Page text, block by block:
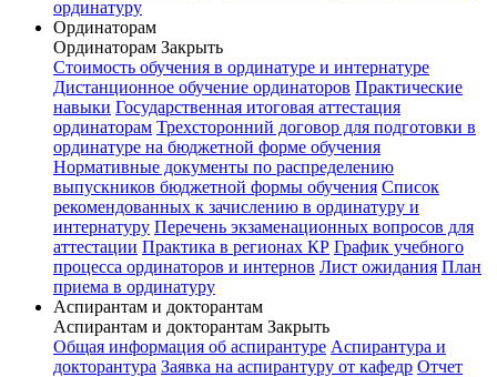
ординатуру
Ординаторам
Ординаторам Закрыть
Стоимость обучения в ординатуре и интернатуре
Дистанционное обучение ординаторов Практические
навыки Государственная итоговая аттестация
ординаторам Трехсторонний договор для подготовки в
ординатуре на бюджетной форме обучения
Нормативные документы по распределению
выпускников бюджетной формы обучения Список
рекомендованных к зачислению в ординатуру и
интернатуру Перечень экзаменационных вопросов для
аттестации Практика в регионах КР График учебного
процесса ординаторов и интернов Лист ожидания План
приема в ординатуру
Аспирантам и докторантам
Аспирантам и докторантам Закрыть
Общая информация об аспирантуре Аспирантура и
докторантура Заявка на аспирантуру от кафедр Отчет